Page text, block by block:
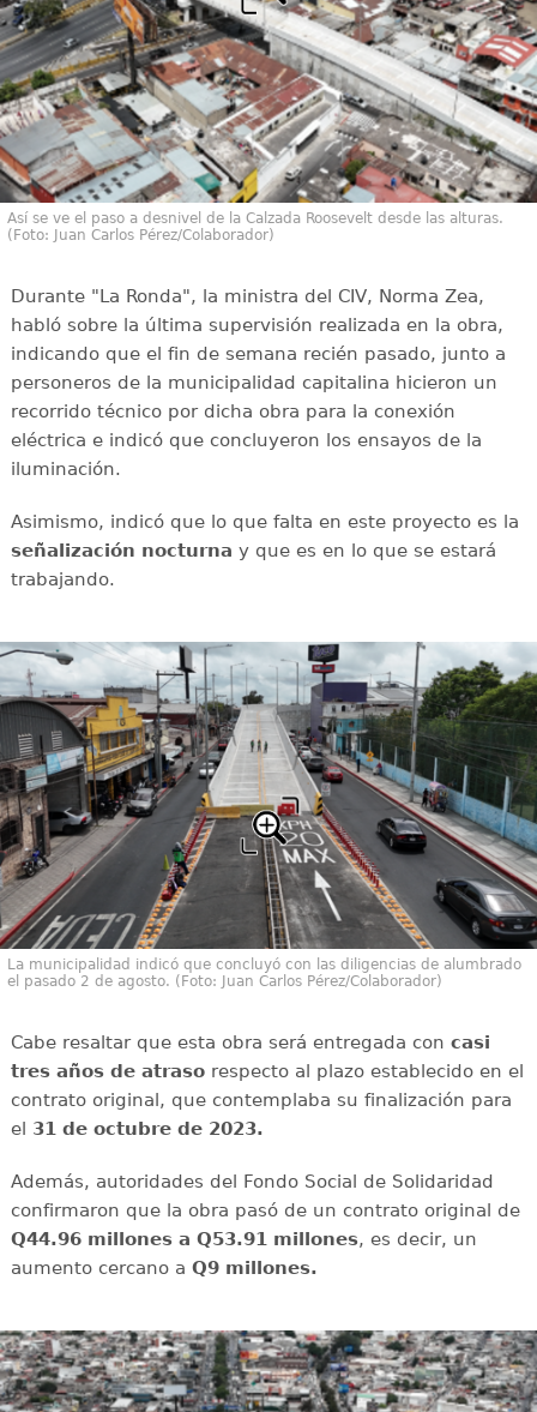
Así se ve el paso a desnivel de la Calzada Roosevelt desde las alturas.
(Foto: Juan Carlos Pérez/Colaborador)
Durante "La Ronda", la ministra del CIV, Norma Zea,
habló sobre la última supervisión realizada en la obra,
indicando que el fin de semana recién pasado, junto a
personeros de la municipalidad capitalina hicieron un
recorrido técnico por dicha obra para la conexión
eléctrica e indicó que concluyeron los ensayos de la
iluminación.
Asimismo, indicó que lo que falta en este proyecto es la
señalización nocturna y que es en lo que se estará
trabajando.
La municipalidad indicó que concluyó con las diligencias de alumbrado
el pasado 2 de agosto. (Foto: Juan Carlos Pérez/Colaborador)
Cabe resaltar que esta obra será entregada con casi
tres años de atrasorespecto al plazo establecido en el
contrato original, que contemplaba su finalización para
el 31 de octubre de 2023.
Además, autoridades del Fondo Social de Solidaridad
confirmaron que la obra pasó de un contrato original de
Q44.96 millones a Q53.91 millones, es decir, un
aumento cercano a Q9 millones.